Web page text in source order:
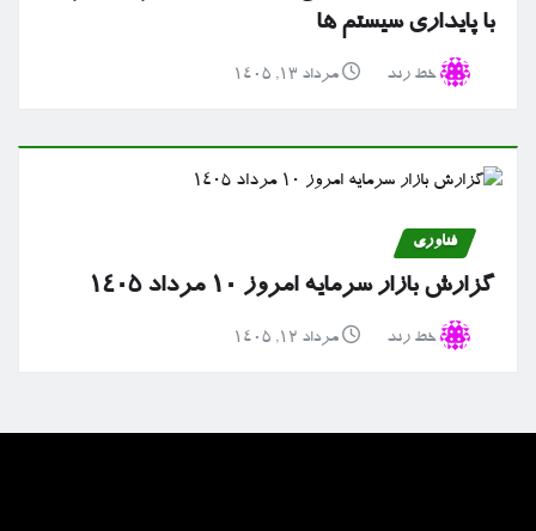
با پایداری سیستم ها
خط رند مرداد ۱۳, ۱۴۰۵
فناوری
گزارش بازار سرمایه امروز ۱۰ مرداد ۱۴۰۵
خط رند مرداد ۱۲, ۱۴۰۵